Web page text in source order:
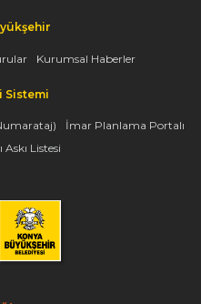
Kurumsal Haberler
Sistemi
İmar Planlama Portalı
Listesi